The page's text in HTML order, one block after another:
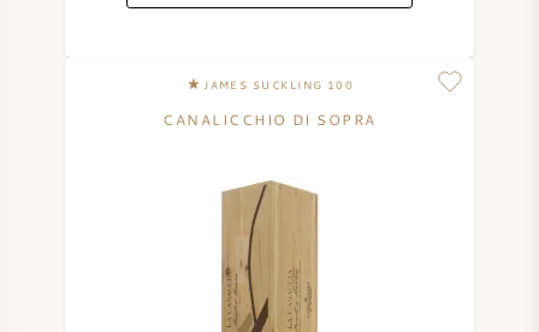
JAMES SUCKLING 100
CANALICCHIO DI SOPRA